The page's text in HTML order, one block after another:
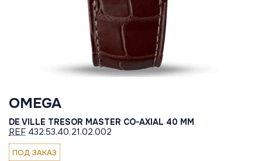
OMEGA
DE VILLE TRESOR MASTER CO-AXIAL 40 MM
REF 432.53.40.21.02.002
ПОД ЗАКАЗ